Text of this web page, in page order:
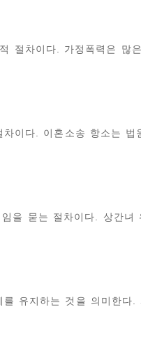
절차이다. 가정폭력은 많
이다. 이혼소송 항소는 법
을 묻는 절차이다. 상간녀
유지하는 것을 의미한다.